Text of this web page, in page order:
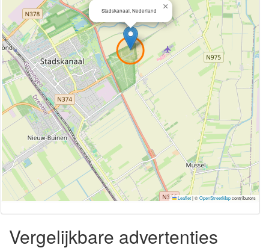
Stadskanaal, Nederland ×
Leaflet|©OpenStreetMapcontributors
Vergelijkbare advertenties